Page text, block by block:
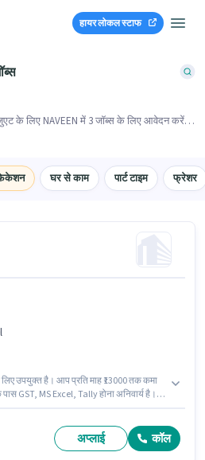
हायर लोकल स्टाफ
के लिए NAVEEN में 3 जॉब्स के लिए आवेदन करें!
में तत्काल रिक्तियां हैं।
घर से काम पार्ट टाइम फ्रेशर
उपयुक्त है। आप प्रति माह ₹13000 तक कमा
GST, MS Excel, Tally होना अनिवार्य है।
अप्लाई कॉल